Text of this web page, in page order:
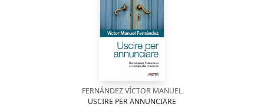
FERNÁNDEZ VÍCTOR MANUEL
USCIRE PER ANNUNCIARE